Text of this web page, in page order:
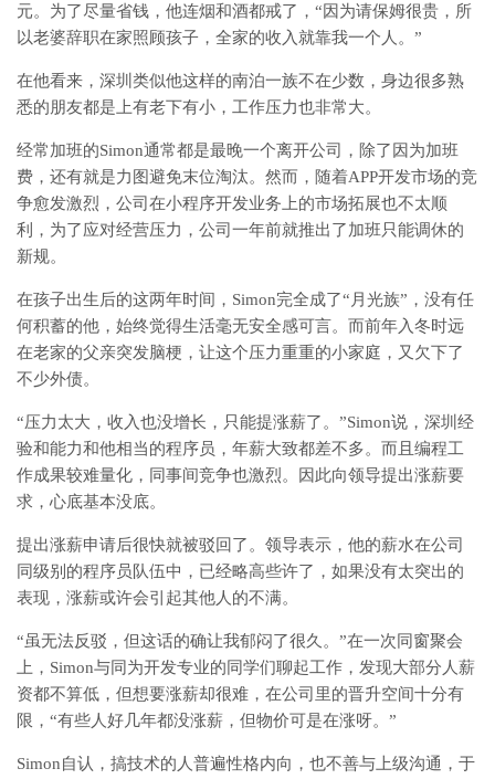
元。为了尽量省钱，他连烟和酒都戒了，“因为请保姆很贵，所
以老婆辞职在家照顾孩子，全家的收入就靠我一个人。”
在他看来，深圳类似他这样的南泊一族不在少数，身边很多熟
悉的朋友都是上有老下有小，工作压力也非常大。
经常加班的Simon通常都是最晚一个离开公司，除了因为加班
费，还有就是力图避免末位淘汰。然而，随着APP开发市场的竞
争愈发激烈，公司在小程序开发业务上的市场拓展也不太顺
利，为了应对经营压力，公司一年前就推出了加班只能调休的
新规。
在孩子出生后的这两年时间，Simon完全成了“月光族”，没有任
何积蓄的他，始终觉得生活毫无安全感可言。而前年入冬时远
在老家的父亲突发脑梗，让这个压力重重的小家庭，又欠下了
不少外债。
“压力太大，收入也没增长，只能提涨薪了。”Simon说，深圳经
验和能力和他相当的程序员，年薪大致都差不多。而且编程工
作成果较难量化，同事间竞争也激烈。因此向领导提出涨薪要
求，心底基本没底。
提出涨薪申请后很快就被驳回了。领导表示，他的薪水在公司
同级别的程序员队伍中，已经略高些许了，如果没有太突出的
表现，涨薪或许会引起其他人的不满。
“虽无法反驳，但这话的确让我郁闷了很久。”在一次同窗聚会
上，Simon与同为开发专业的同学们聊起工作，发现大部分人薪
资都不算低，但想要涨薪却很难，在公司里的晋升空间十分有
限，“有些人好几年都没涨薪，但物价可是在涨呀。”
Simon自认，搞技术的人普遍性格内向，也不善与上级沟通，于